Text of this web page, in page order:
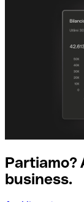
Partiamo?
business.